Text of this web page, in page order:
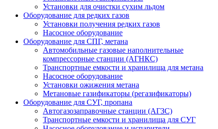
Установки для очистки сухим льдом
Оборудование для редких газов
Установки получения редких газов
Насосное оборудование
Оборудование для СПГ, метана
Автомобильные газовые наполнительные
компрессорные станции (АГНКС)
Транспортные емкости и хранилища для метана
Насосное оборудование
Установки ожижения метана
Метановые газификаторы (регазификаторы)
Оборудование для СУГ, пропана
Автогазозаправочные станции (АГЗС)
Транспортные емкости и хранилища для СУГ